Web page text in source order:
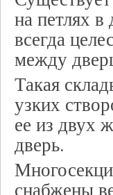
на петлях
всегда
между
Такая
узких
ее из двух
дверь.
снабжены